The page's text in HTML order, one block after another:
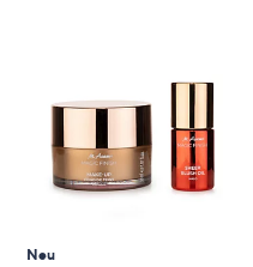
Geräten
links
bzw.
um
Neu